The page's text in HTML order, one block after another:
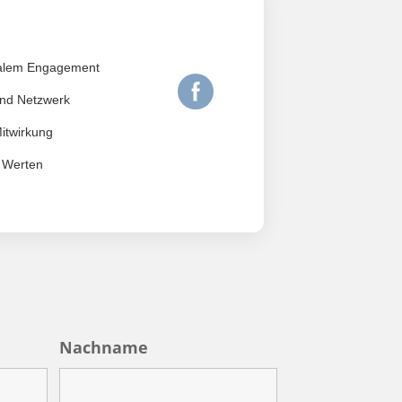
Engagement
Netzwerk
Nachname